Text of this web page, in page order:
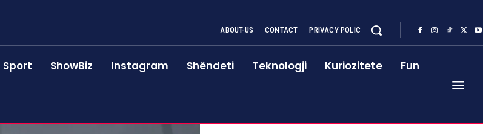
ABOUT-US CONTACT PRIVACY POLIC
Sport ShowBiz Instagram Shëndeti Teknologji Kuriozitete Fun